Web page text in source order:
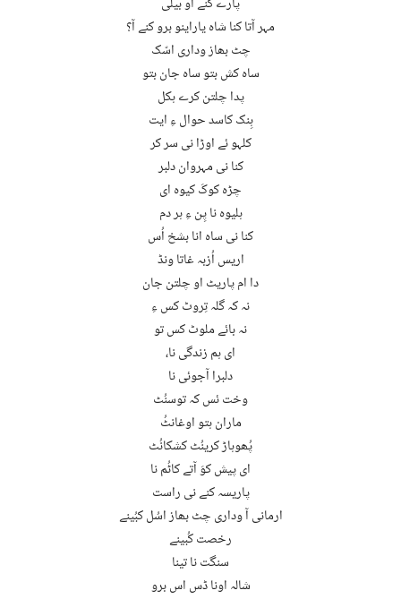
مہر آتا کنا شاہ یاراینو برو کنے آ؟
چٹ بھاز وداری اسّک
ساہ کش بتو ساہ جان بتو
پدا چلتن کرے ہکل
ہِنک کاسد حوال ءِ ایت
کلہو ئے اوڑا نی سر کر
کنا نی مہروان دلبر
چڑہ کوکَ کیوہ ای
ہلیوہ نا پِن ءِ ہر دم
کنا نی ساہ انا بشخ اُس
اریس اُزبہ غاتا ونڈ
دا ام پاریٹ او چلتن جان
نہ کہ گلہ تِروٹ کس ءِ
نہ بائے ملوٹ کس تو
ای ہم زندگی نا،
دلبرا آجوئی نا
وخت ئس کہ توسنُٹ
ماران ہتو اوغانٹُ
پُھوہاڑ کرینُٹ کشکانُٹ
ای پیش کوَ آتے کاٹُم نا
پاریسہ کنے نی راست
ارمانی آ وداری چٹ بھاز اسُل کبُینے
رخصت کُبینے
سنگت نا تینا
شالہ اونا ڈس اس برو